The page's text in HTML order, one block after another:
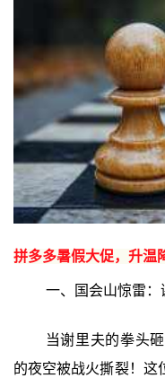
拼多多暑假大促，升温
一、国会山惊雷：
当谢里夫的拳头
的夜空被战火撕裂！这